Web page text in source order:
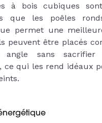
à bois cubiques
que les poêles
permet une
peuvent être placés
sans sacrifier
ce qui les rend idéaux